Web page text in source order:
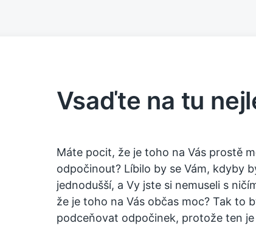
Vsaďte na tu
Máte pocit, že je toho na Vás prostě
odpočinout? Líbilo by se Vám, kdyby
jednodušší, a Vy jste si nemuseli s
že je toho na Vás občas moc? Tak to
podceňovat odpočinek, protože ten